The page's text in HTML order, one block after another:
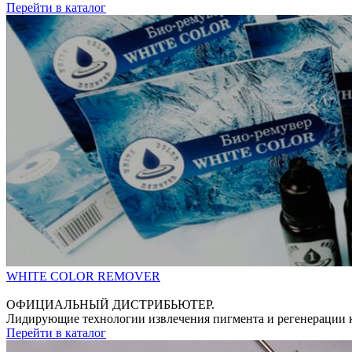
Перейти в каталог
WHITE COLOR REMOVER
ОФИЦИАЛЬНЫЙ ДИСТРИБЬЮТЕР.
Лидирующие технологии извлечения пигмента и регенерации
Перейти в каталог